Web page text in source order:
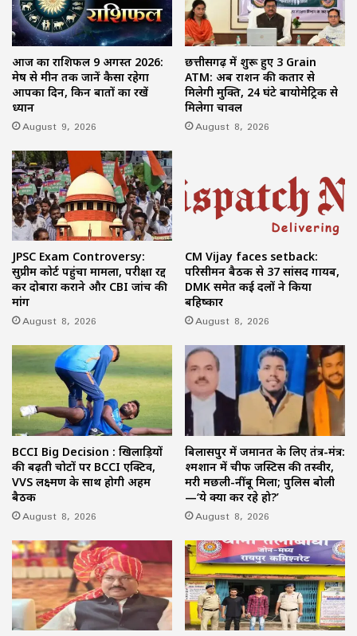
आज का राशिफल 9 अगस्त 2026:
मेष से मीन तक जानें कैसा रहेगा
आपका दिन, किन बातों का रखें
ध्यान
August 9, 2026
छत्तीसगढ़ में शुरू हुए 3 Grain
ATM: अब राशन की कतार से
मिलेगी मुक्ति, 24 घंटे बायोमेट्रिक से
मिलेगा चावल
August 8, 2026
JPSC Exam Controversy:
सुप्रीम कोर्ट पहुंचा मामला, परीक्षा रद्द
कर दोबारा कराने और CBI जांच की
मांग
August 8, 2026
CM Vijay faces setback:
परिसीमन बैठक से 37 सांसद गायब,
DMK समेत कई दलों ने किया
बहिष्कार
August 8, 2026
BCCI Big Decision : खिलाड़ियों
की बढ़ती चोटों पर BCCI एक्टिव,
VVS लक्ष्मण के साथ होगी अहम
बैठक
August 8, 2026
बिलासपुर में जमानत के लिए तंत्र-मंत्र:
श्मशान में चीफ जस्टिस की तस्वीर,
मरी मछली-नींबू मिला; पुलिस बोली
—‘ये क्या कर रहे हो?’
August 8, 2026